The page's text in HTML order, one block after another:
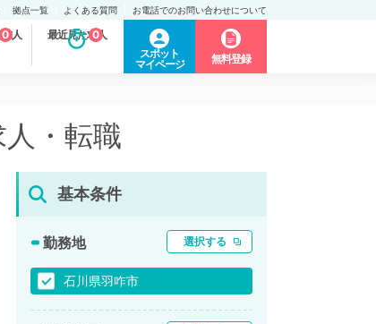
拠点一覧 よくある質問 お電話でのお問い合わせについて
人
0 最近見た求人
0
スポット
マイページ
無料登録
・転職
基本条件
勤務地 選択する
石川県羽咋市